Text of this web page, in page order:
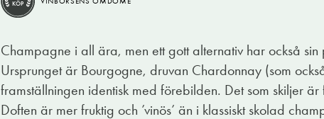
KÖP
Champagne i all ära, men ett gott alternativ har också
Ursprunget är Bourgogne, druvan Chardonnay (som
framställningen identisk med förebilden. Det som skiljer
Doften är mer fruktig och ’vinös’ än i klassiskt skolad